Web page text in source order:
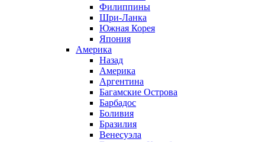
Филиппины
Шри-Ланка
Южная Корея
Япония
Америка
Назад
Америка
Аргентина
Багамские Острова
Барбадос
Боливия
Бразилия
Венесуэла